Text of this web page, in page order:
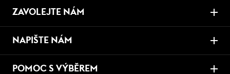
ZAVOLEJTE NÁM
NAPIŠTE NÁM
POMOC S VÝBĚREM